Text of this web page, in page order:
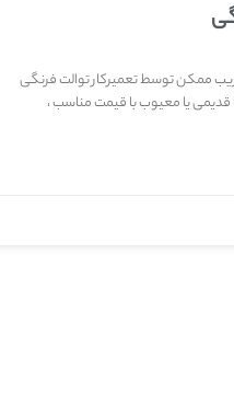
ممکن توسط تعمیرکار توالت فرنگی
یا معیوب با قیمت مناسب ،